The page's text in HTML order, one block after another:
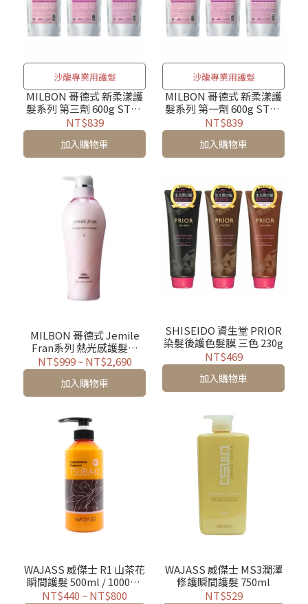
沙龍專業用護髮
MILBON 哥德式 新柔漾護
髮系列 第三劑 600g STEP
3.
NT$839
加入購物車
沙龍專業用護髮
MILBON 哥德式 新柔漾護
髮系列 第一劑 600g STEP
1.
NT$839
加入購物車
MILBON 哥德式 Jemile
Fran系列 熱光感護髮素
500g 三款可選
NT$999~NT$2,690
加入購物車
SHISEIDO 資生堂 PRIOR
染髮後護色髮膜 三色 230g
NT$469
加入購物車
WAJASS 威傑士 R1 山茶花
瞬間護髮 500ml / 1000ml
補充包
NT$440 ~NT$800
WAJASS 威傑士 MS3潤澤
修護瞬間護髮 750ml
NT$529